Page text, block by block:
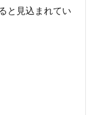
と見込まれてい